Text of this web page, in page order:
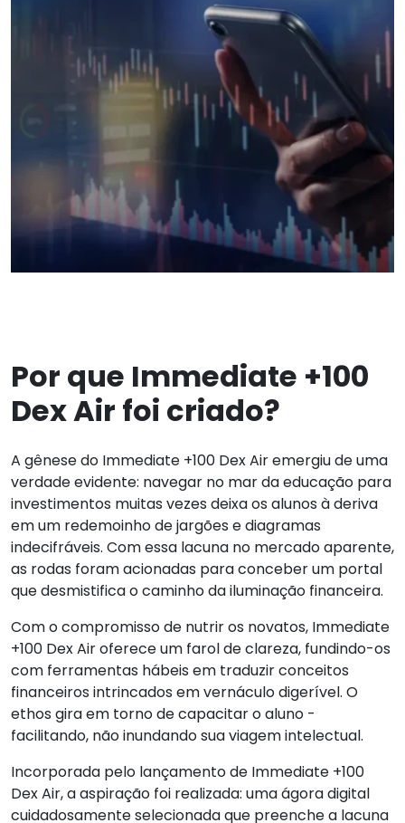
Por que Immediate +100
Dex Air foi criado?
A gênese do Immediate +100 Dex Air emergiu de uma
verdade evidente: navegar no mar da educação para
investimentos muitas vezes deixa os alunos à deriva
em um redemoinho de jargões e diagramas
indecifráveis. Com essa lacuna no mercado aparente,
as rodas foram acionadas para conceber um portal
que desmistifica o caminho da iluminação financeira.
Com o compromisso de nutrir os novatos, Immediate
+100 Dex Air oferece um farol de clareza, fundindo-os
com ferramentas hábeis em traduzir conceitos
financeiros intrincados em vernáculo digerível. O
ethos gira em torno de capacitar o aluno -
facilitando, não inundando sua viagem intelectual.
Incorporada pelo lançamento de Immediate +100
Dex Air, a aspiração foi realizada: uma ágora digital
cuidadosamente selecionada que preenche a lacuna